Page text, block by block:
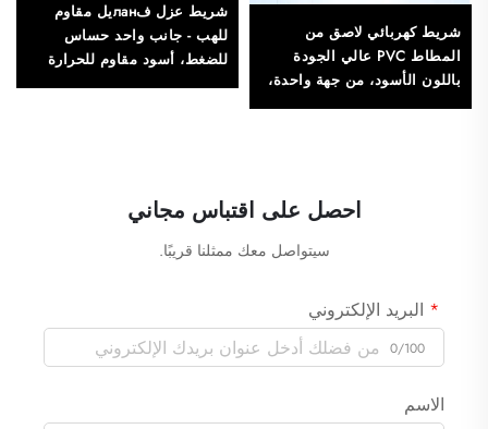
شريط كهربائي لاصق من
المطاط PVC عالي الجودة
باللون الأسود، من جهة واحدة،
مقاوم للحرارة والماء، يستخدم
شريط عزل فланيل مقاوم
للهب - جانب واحد حساس
للضغط، أسود مقاوم للحرارة
للاستخدام في التغطية
احصل على اقتباس مجاني
سيتواصل معك ممثلنا قريبًا.
البريد الإلكتروني
0/100
الاسم